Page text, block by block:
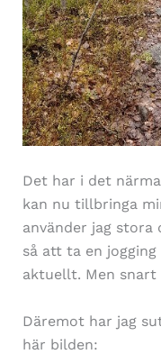
Det har i det
kan nu tillbringa
använder jag stora
så att ta en
aktuellt. Men snart
Däremot har jag
här bilden: